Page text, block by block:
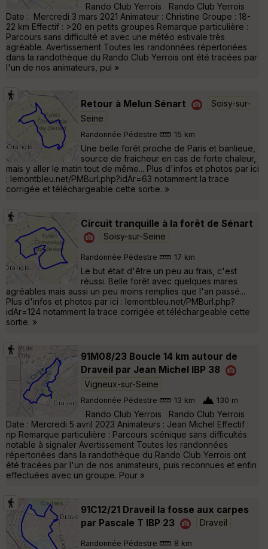
Rando Club Yerrois Rando Club Yerrois
Date : Mercredi 3 mars 2021 Animateur : Christine Groupe : 18-
22 km Effectif : >20 en petits groupes Remarque particulière :
Parcours sans difficulté et avec une météo estivale très
agréable. Avertissement Toutes les randonnées répertoriées
dans la randothèque du Rando Club Yerrois ont été tracées par
l'un de nos animateurs, pui »
Retour à Melun Sénart
Soisy-sur-
Seine
Randonnée Pédestre 15 km
Une belle forêt proche de Paris et banlieue,
source de fraicheur en cas de forte chaleur,
mais y aller le matin tout de même... Plus d'infos et photos par ici
: lemontbleu.net/PMBurl.php?idAr=63 notamment la trace
corrigée et téléchargeable cette sortie. »
Circuit tranquille à la forêt de Sénart
Soisy-sur-Seine
Randonnée Pédestre 17 km
Le but était d'être un peu au frais, c'est
réussi. Belle forêt avec quelques mares
agréables mais aussi un peu moins remplies que l'an passé...
Plus d'infos et photos par ici : lemontbleu.net/PMBurl.php?
idAr=124 notamment la trace corrigée et téléchargeable cette
sortie. »
91M08/23 Boucle 14 km autour de
Draveil par Jean Michel IBP 38
Vigneux-sur-Seine
Randonnée Pédestre 13 km 130 m
Rando Club Yerrois Rando Club Yerrois
Date : Mercredi 5 avril 2023 Animateurs : Jean Michel Effectif :
np Remarque particulière : Parcours scénique sans difficultés
notable à signaler Avertissement Toutes les randonnées
répertoriées dans la randothèque du Rando Club Yerrois ont
été tracées par l'un de nos animateurs, puis reconnues et enfin
effectuées avec un groupe. Pour »
91C12/21 Draveil la fosse aux carpes
par Pascale T IBP 23
Draveil
Randonnée Pédestre 8 km